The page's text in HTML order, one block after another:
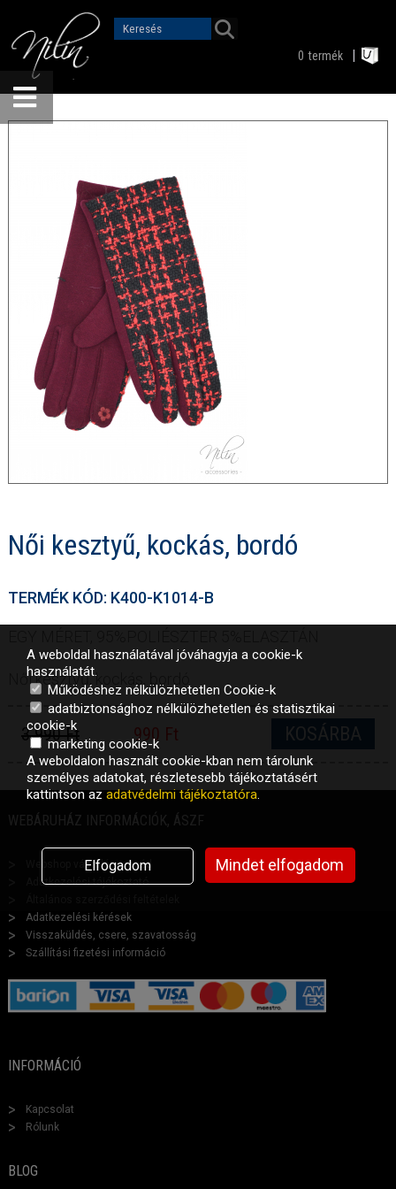
0 termék
Női kesztyű, kockás, bordó
TERMÉK KÓD: K400-K1014-B
Női kesztyű, kockás, bordó
3 990 Ft 990 Ft KOSÁRBA
WEBÁRUHÁZ INFORMÁCIÓK, ÁSZF
Webshop vásárlási segéd
Adatkezelési tájékoztató
Adatkezelési kérések
Visszaküldés, csere, szavatosság
Szállítási fizetési információ
INFORMÁCIÓ
Kapcsolat
Rólunk
BLOG
A weboldal használatával jóváhagyja a cookie-k
használatát.
Működéshez nélkülözhetetlen Cookie-k
adatbiztonsághoz nélkülözhetetlen és statisztikai
cookie-k
marketing cookie-k
A weboldalon használt cookie-kban nem tárolunk
személyes adatokat, részletesebb tájékoztatásért
kattintson azadatvédelmi tájékoztatóra.
Elfogadom Mindet elfogadom